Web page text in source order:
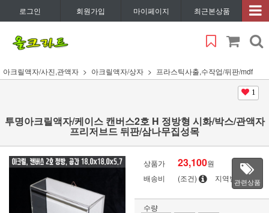
로그인 회원가입 마이페이지 최근본상품
아크릴액자/사진,관액자 아크릴액자/상자 프라스틱사출,수작업/뒤판/mdf
1
투명아크릴액자/케이스 캔버스2호 H 정방형 시화/박스/관액자
프리저브드 뒤판/삼나무집성목
상품가 23,100원
배송비
(조건) 지역별관련상품
수량